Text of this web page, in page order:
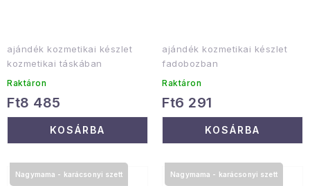
ajándék kozmetikai készlet
kozmetikai táskában
Raktáron
Ft8 485
KOSÁRBA
ajándék kozmetikai készlet
fadobozban
Raktáron
Ft6 291
KOSÁRBA
Nagymama - karácsonyi szett Nagymama - karácsonyi szett